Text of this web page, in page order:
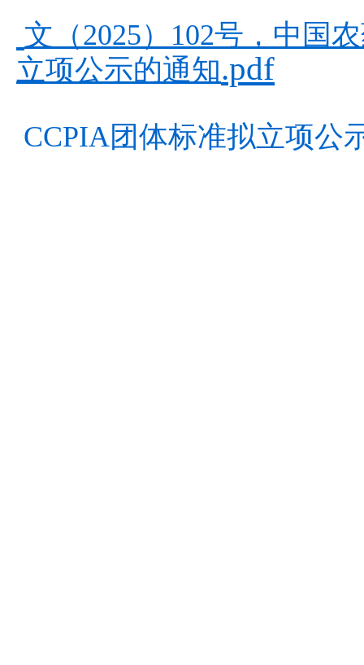
文（2025）102号，中国
立项公示的通知.pdf
CCPIA团体标准拟立项公